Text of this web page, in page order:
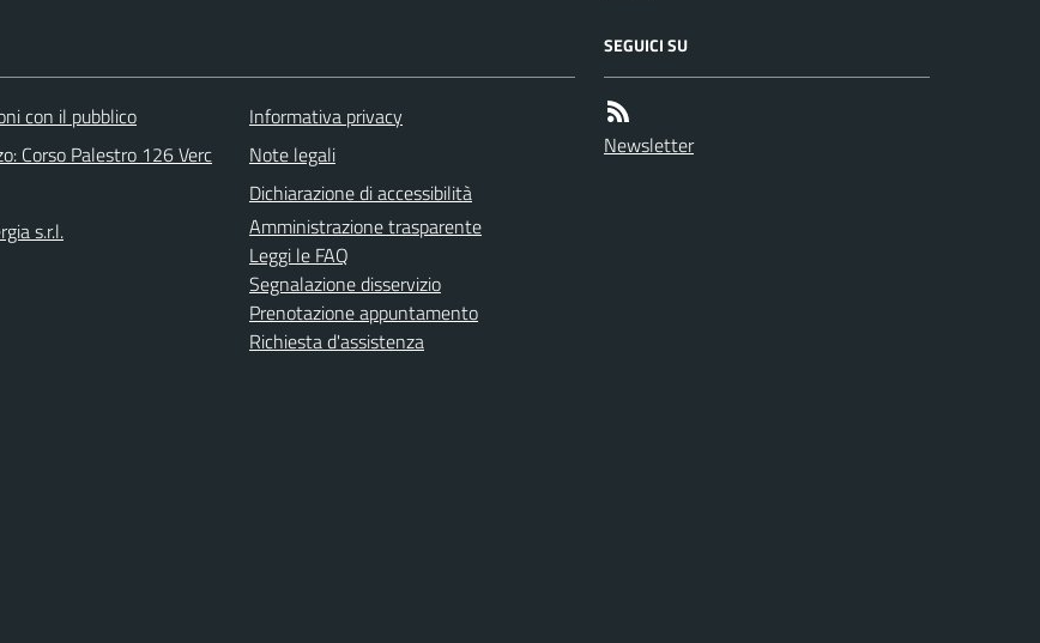
con il pubblico
Corso Palestro 126 Verc
s.r.l.
Informativa privacy
Note legali
Dichiarazione di accessibilità
Amministrazione trasparente
Leggi le FAQ
Segnalazione disservizio
Prenotazione appuntamento
Richiesta d'assistenza
SEGUICI SU
Newsletter